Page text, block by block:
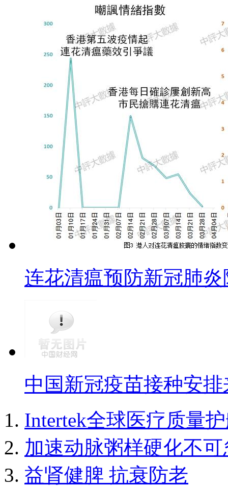
连花清瘟预防新冠肺
中国新冠疫苗接种安
Intertek全球医疗质量
加速动脉粥样硬化不
益肾健脾 抗衰防老